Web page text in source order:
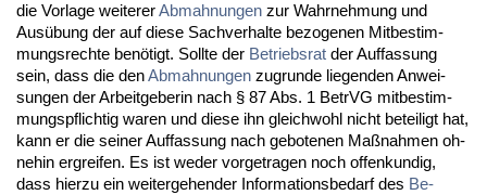
die Vor­la­ge wei­te­rerAb­mah­nun­gen zur Wahr­neh­mung und
Ausübung der auf die­se Sach­ver­hal­te be­zo­ge­nen Mit­be­stim­
mungs­rech­te benötigt. Soll­te der Be­triebs­rat der Auf­fas­sung
sein, dass die denAb­mah­nun­gen zu­grun­de lie­gen­den An­wei­
sun­gen der Ar­beit­ge­be­rin nach § 87 Abs. 1 Be­trVG mit­be­stim­
mungs­pflich­tig wa­ren und die­se ihn gleich­wohl nicht be­tei­ligt hat,
kann er die sei­ner Auf­fas­sung nach ge­bo­te­nen Maßnah­men oh­
ne­hin er­grei­fen. Es ist we­der vor­ge­tra­gen noch of­fen­kun­dig,
dass hier­zu ein wei­ter­ge­hen­der In­for­ma­ti­ons­be­darf des Be­